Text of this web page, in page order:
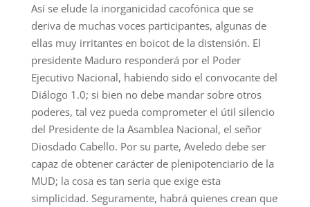
Así se elude la inorganicidad cacofónica que se
deriva de muchas voces participantes, algunas de
ellas muy irritantes en boicot de la distensión. El
presidente Maduro responderá por el Poder
Ejecutivo Nacional, habiendo sido el convocante del
Diálogo 1.0; si bien no debe mandar sobre otros
poderes, tal vez pueda comprometer el útil silencio
del Presidente de la Asamblea Nacional, el señor
Diosdado Cabello. Por su parte, Aveledo debe ser
capaz de obtener carácter de plenipotenciario de la
MUD; la cosa es tan seria que exige esta
simplicidad. Seguramente, habrá quienes crean que